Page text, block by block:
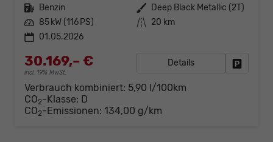
Kraftstoff Benzin Außenfarbe Deep Black Metallic (2T)
Leistung 85 kW (116 PS) Kilometerstand 20 km
01.05.2026
30.169,– €
incl. 19% MwSt.
Details
Verbrauch kombiniert: 5,90 l/100km
CO2-Klasse: D
CO2-Emissionen: 134,00 g/km